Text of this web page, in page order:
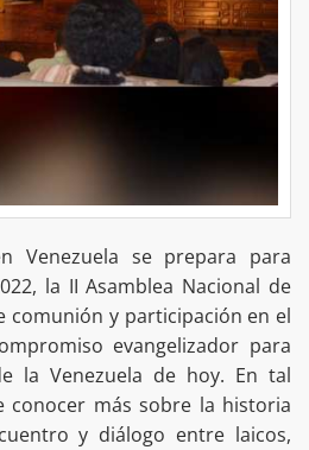
Venezuela se prepara para
la II Asamblea Nacional de
comunión y participación en el
evangelizador para
la Venezuela de hoy. En tal
conocer más sobre la historia
y diálogo entre laicos,